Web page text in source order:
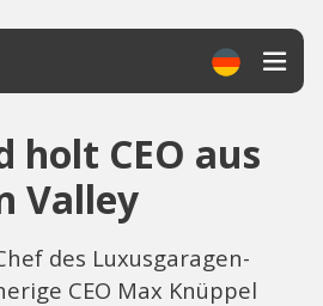
holt CEO aus
Valley
des Luxusgaragen-
CEO Max Knüppel